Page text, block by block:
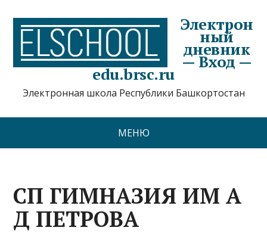
Электрон
ный
дневник
— Вход —
edu.brsc.ru
Электронная школа Республики Башкортостан
МЕНЮ
СП ГИМНАЗИЯ ИМ А
Д ПЕТРОВА